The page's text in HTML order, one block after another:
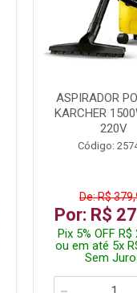
ASPIRADOR
KARCHER
220V
Código:
De: R$
Por: R$
Pix 5% OFF R$
ou em até 5x
Sem